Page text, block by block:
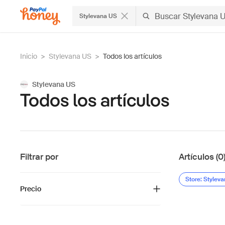
Stylevana US
Inicio > Stylevana US > Todos los artículos
Stylevana US
Todos los artículos
Filtrar por
Precio
Artículos (0)
Store: